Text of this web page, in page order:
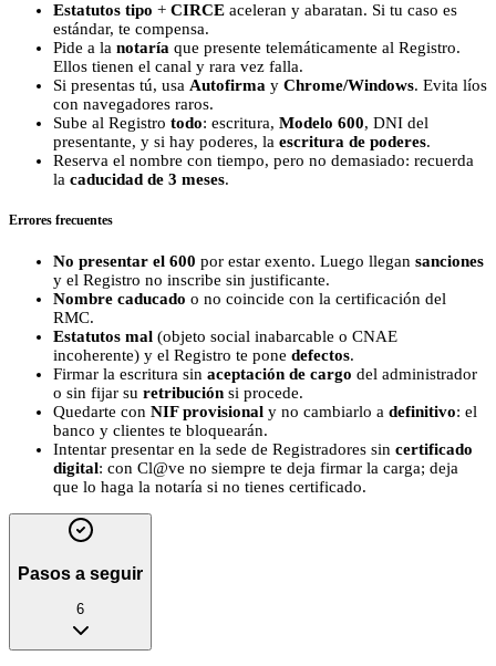
Estatutos tipo + CIRCE aceleran y abaratan. Si tu caso es
estándar, te compensa.
Pide a la notaría que presente telemáticamente al Registro.
Ellos tienen el canal y rara vez falla.
Si presentas tú, usa Autofirma y Chrome/Windows. Evita líos
con navegadores raros.
Sube al Registro todo: escritura, Modelo 600, DNI del
presentante, y si hay poderes, la escritura de poderes.
Reserva el nombre con tiempo, pero no demasiado: recuerda
la caducidad de 3 meses.
Errores frecuentes
No presentar el 600 por estar exento. Luego llegan sanciones
y el Registro no inscribe sin justificante.
Nombre caducado o no coincide con la certificación del
RMC.
Estatutos mal (objeto social inabarcable o CNAE
incoherente) y el Registro te pone defectos.
Firmar la escritura sin aceptación de cargo del administrador
o sin fijar su retribución si procede.
Quedarte con NIF provisional y no cambiarlo a definitivo: el
banco y clientes te bloquearán.
Intentar presentar en la sede de Registradores sin certificado
digital: con Cl@ve no siempre te deja firmar la carga; deja
que lo haga la notaría si no tienes certificado.
Pasos a seguir
6